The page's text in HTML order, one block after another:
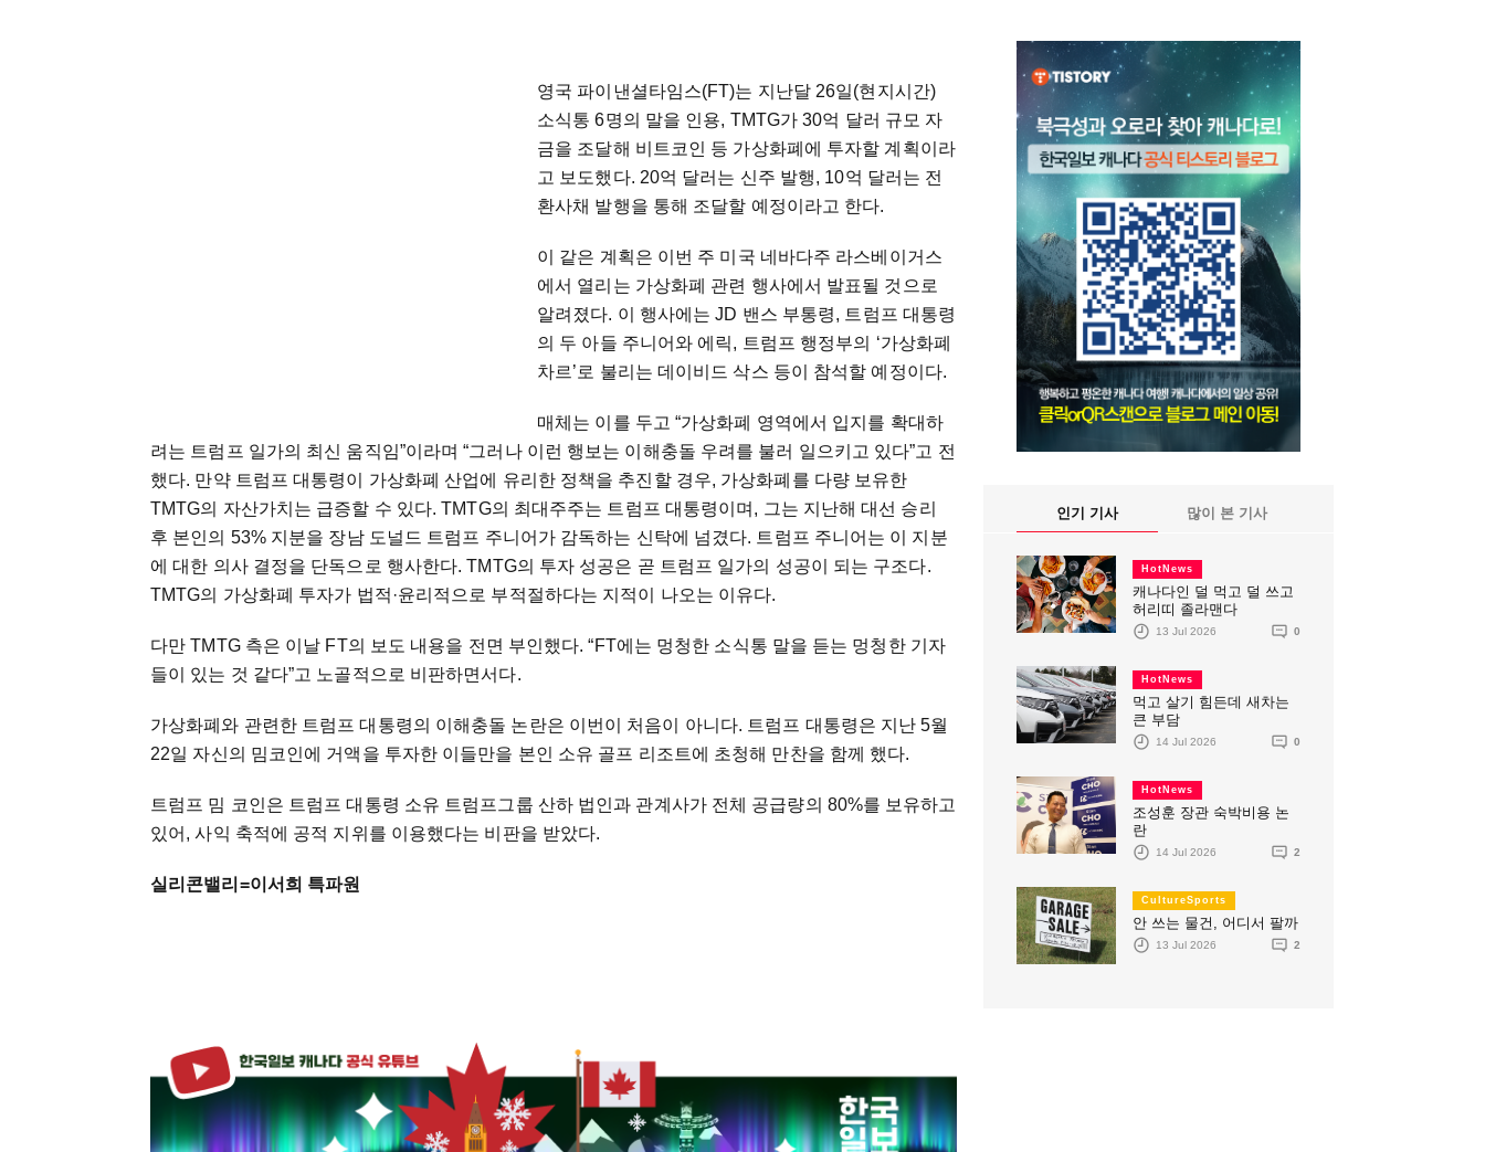
영국 파이낸셜타임스(FT)는 지난달 26일(현지시간)
소식통 6명의 말을 인용, TMTG가 30억 달러 규모 자
금을 조달해 비트코인 등 가상화폐에 투자할 계획이라
고 보도했다. 20억 달러는 신주 발행, 10억 달러는 전
환사채 발행을 통해 조달할 예정이라고 한다.
이 같은 계획은 이번 주 미국 네바다주 라스베이거스
에서 열리는 가상화폐 관련 행사에서 발표될 것으로
알려졌다. 이 행사에는 JD 밴스 부통령, 트럼프 대통령
의 두 아들 주니어와 에릭, 트럼프 행정부의 ‘가상화폐
차르’로 불리는 데이비드 삭스 등이 참석할 예정이다.
매체는 이를 두고 “가상화폐 영역에서 입지를 확대하
려는 트럼프 일가의 최신 움직임”이라며 “그러나 이런 행보는 이해충돌 우려를 불러 일으키고 있다”고 전
했다. 만약 트럼프 대통령이 가상화폐 산업에 유리한 정책을 추진할 경우, 가상화폐를 다량 보유한
TMTG의 자산가치는 급증할 수 있다. TMTG의 최대주주는 트럼프 대통령이며, 그는 지난해 대선 승리
후 본인의 53% 지분을 장남 도널드 트럼프 주니어가 감독하는 신탁에 넘겼다. 트럼프 주니어는 이 지분
에 대한 의사 결정을 단독으로 행사한다. TMTG의 투자 성공은 곧 트럼프 일가의 성공이 되는 구조다.
TMTG의 가상화폐 투자가 법적·윤리적으로 부적절하다는 지적이 나오는 이유다.
다만 TMTG 측은 이날 FT의 보도 내용을 전면 부인했다. “FT에는 멍청한 소식통 말을 듣는 멍청한 기자
들이 있는 것 같다”고 노골적으로 비판하면서다.
가상화폐와 관련한 트럼프 대통령의 이해충돌 논란은 이번이 처음이 아니다. 트럼프 대통령은 지난 5월
22일 자신의 밈코인에 거액을 투자한 이들만을 본인 소유 골프 리조트에 초청해 만찬을 함께 했다.
트럼프 밈 코인은 트럼프 대통령 소유 트럼프그룹 산하 법인과 관계사가 전체 공급량의 80%를 보유하고
있어, 사익 축적에 공적 지위를 이용했다는 비판을 받았다.
실리콘밸리=이서희 특파원
인기 기사 많이 본 기사
HotNews
캐나다인 덜 먹고 덜 쓰고
허리띠 졸라맨다
13 Jul 2026 0
HotNews
먹고 살기 힘든데 새차는
큰 부담
14 Jul 2026 0
HotNews
조성훈 장관 숙박비용 논
란
14 Jul 2026 2
CultureSports
안 쓰는 물건, 어디서 팔까
13 Jul 2026 2